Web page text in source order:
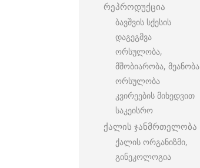
რეპროდუქცია
ბავშვის სქესის
დაგეგმვა
ორსულობა,
მშობიარობა, მეანობა
ორსულობა
კვირეების მიხედვით
საკეისრო
ქალის ჯანმრთელობა
ქალის ორგანიზმი,
გინეკოლოგია